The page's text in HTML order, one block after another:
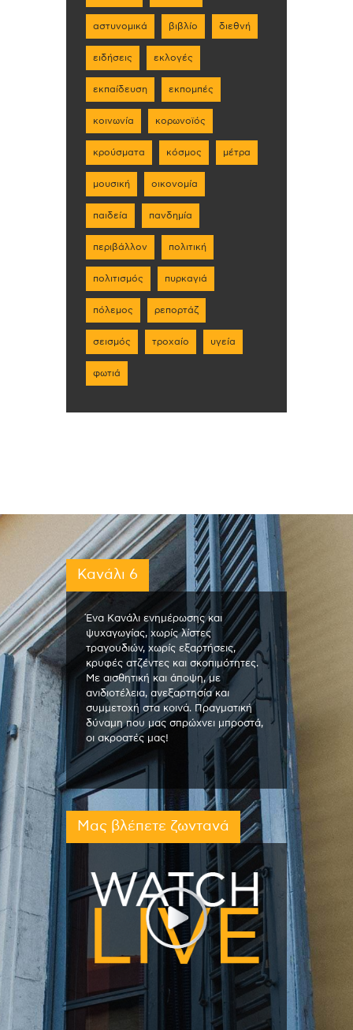
αστυνομικά βιβλίο διεθνή
ειδήσεις εκλογές
εκπαίδευση εκπομπές
κοινωνία κορωνοϊός
κρούσματα κόσμος μέτρα
μουσική οικονομία
παιδεία πανδημία
περιβάλλον πολιτική
πολιτισμός πυρκαγιά
πόλεμος ρεπορτάζ
σεισμός τροχαίο υγεία
φωτιά
Κανάλι 6
Ένα Κανάλι ενημέρωσης και
ψυχαγωγίας, χωρίς λίστες
τραγουδιών, χωρίς εξαρτήσεις,
κρυφές ατζέντες και σκοπιμότητες.
Με αισθητική και άποψη, με
ανιδιοτέλεια, ανεξαρτησία και
συμμετοχή στα κοινά. Πραγματική
δύναμη που μας σπρώχνει μπροστά,
οι ακροατές μας!
Μας βλέπετε ζωντανά